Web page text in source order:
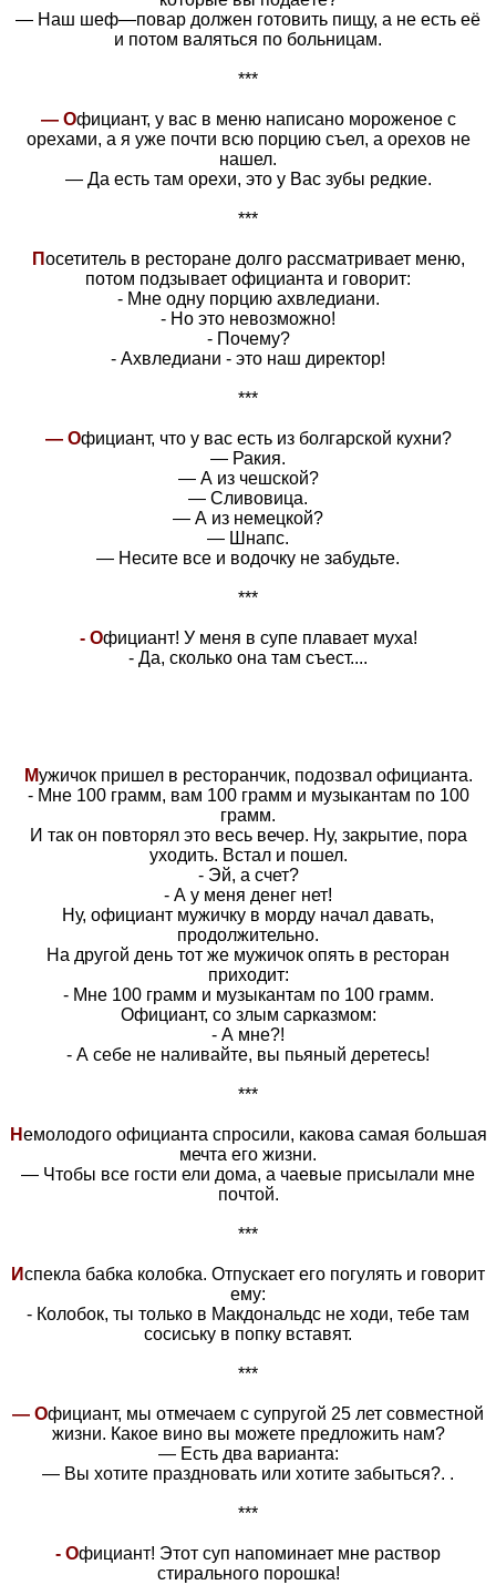
— Наш шеф—повар должен готовить пищу, а не есть её
и потом валяться по больницам.
***
— Официант, у вас в меню написано мороженое с
орехами, а я уже почти всю порцию съел, а орехов не
нашел.
— Да есть там орехи, это у Вас зубы редкие.
***
Посетитель в ресторане долго рассматривает меню,
потом подзывает официанта и говорит:
- Мне одну порцию ахвледиани.
- Но это невозможно!
- Почему?
- Ахвледиани - это наш директор!
***
— Официант, что у вас есть из болгарской кухни?
— Ракия.
— А из чешской?
— Сливовица.
— А из немецкой?
— Шнапс.
— Несите все и водочку не забудьте.
***
- Официант! У меня в супе плавает муха!
- Да, сколько она там съест....
Мужичок пришел в ресторанчик, подозвал официанта.
- Мне 100 грамм, вам 100 грамм и музыкантам по 100
грамм.
И так он повторял это весь вечер. Ну, закрытие, пора
уходить. Встал и пошел.
- Эй, а счет?
- А у меня денег нет!
Ну, официант мужичку в морду начал давать,
продолжительно.
На другой день тот же мужичок опять в ресторан
приходит:
- Мне 100 грамм и музыкантам по 100 грамм.
Официант, со злым сарказмом:
- А мне?!
- А себе не наливайте, вы пьяный деретесь!
***
Немолодого официанта спросили, какова самая большая
мечта его жизни.
— Чтобы все гости ели дома, а чаевые присылали мне
почтой.
***
Испекла бабка колобка. Отпускает его погулять и говорит
ему:
- Колобок, ты только в Макдональдс не ходи, тебе там
сосиську в попку вставят.
***
— Официант, мы отмечаем с супругой 25 лет совместной
жизни. Какое вино вы можете предложить нам?
— Есть два варианта:
— Вы хотите праздновать или хотите забыться?. .
***
- Официант! Этот суп напоминает мне раствор
стирального порошка!